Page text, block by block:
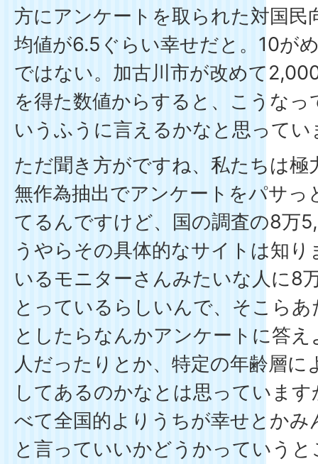
方にアンケートを取られた対国民
均値が6.5ぐらい幸せだと。10が
ではない。加古川市が改めて
を得た数値からすると、こうな
いうふうに言えるかなと思ってい
ただ聞き方がですね、私たちは
無作為抽出でアンケートをパサっ
てるんですけど、国の調査の8万
うやらその具体的なサイトは知
いるモニターさんみたいな人に8
とっているらしいんで、そこら
としたらなんかアンケートに答
人だったりとか、特定の年齢層
してあるのかなとは思っていま
べて全国的よりうちが幸せとか
と言っていいかどうかっていう